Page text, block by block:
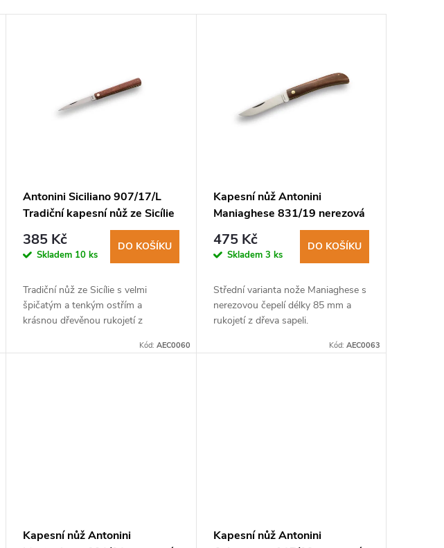
Antonini Siciliano 907/17/L
Tradiční kapesní nůž ze Sicílie
385 Kč
Skladem 10 ks
DO KOŠÍKU
Tradiční nůž ze Sicílie s velmi
špičatým a tenkým ostřím a
krásnou dřevěnou rukojetí z
Kód: AEC0060
Kapesní nůž Antonini
Maniaghese 831/19 nerezová
čepel, rukojeť dřevo sapeli
475 Kč
Skladem 3 ks
DO KOŠÍKU
Střední varianta nože Maniaghese s
nerezovou čepelí délky 85 mm a
rukojetí z dřeva sapeli.
Kód: AEC0063
Kapesní nůž Antonini
Kapesní nůž Antonini